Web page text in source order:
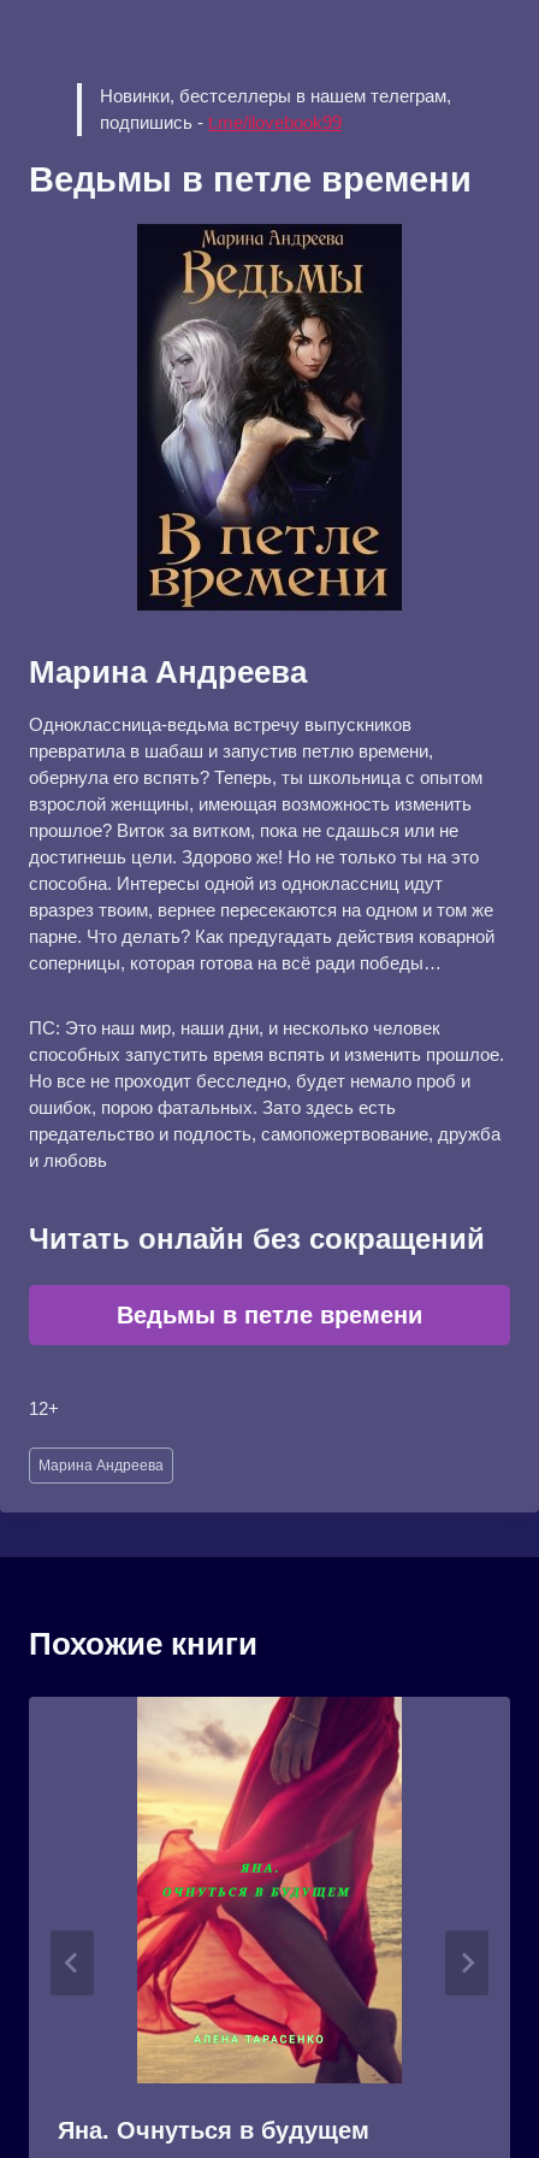
Новинки, бестселлеры в нашем телеграм,
подпишись - t.me/ilovebook99
Ведьмы в петле времени
Марина Андреева
Одноклассница-ведьма встречу выпускников
превратила в шабаш и запустив петлю времени,
обернула его вспять? Теперь, ты школьница с опытом
взрослой женщины, имеющая возможность изменить
прошлое? Виток за витком, пока не сдашься или не
достигнешь цели. Здорово же! Но не только ты на это
способна. Интересы одной из одноклассниц идут
вразрез твоим, вернее пересекаются на одном и том же
парне. Что делать? Как предугадать действия коварной
соперницы, которая готова на всё ради победы…
ПС: Это наш мир, наши дни, и несколько человек
способных запустить время вспять и изменить прошлое.
Но все не проходит бесследно, будет немало проб и
ошибок, порою фатальных. Зато здесь есть
предательство и подлость, самопожертвование, дружба
и любовь
Читать онлайн без сокращений
Ведьмы в петле времени
12+
Метки
записи:
Марина Андреева
Похожие книги
Яна. Очнуться в будущем